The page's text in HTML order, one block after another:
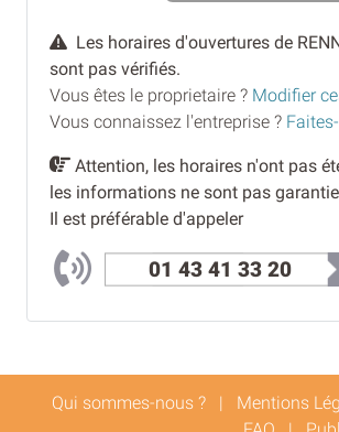
Les horaires d'ouvertures de
sont pas vérifiés.
Vous êtes le proprietaire ? Modifier
Vous connaissez l'entreprise ?
Attention, les horaires n'ont pas
les informations ne sont pas
Il est préférable d'appeler
01 43 41 33 20
Qui sommes-nous ? | Mentions